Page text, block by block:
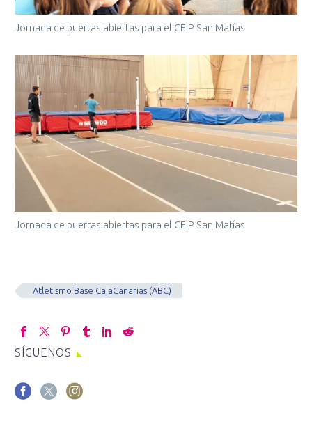
Jornada de puertas abiertas para el CEIP San Matías
Jornada de puertas abiertas para el CEIP San Matías
Atletismo Base CajaCanarias (ABC)
SÍGUENOS